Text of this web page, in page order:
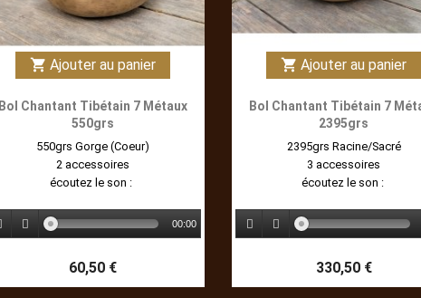
shopping_cart Ajouter au panier
Bol Chantant Tibétain 7 Métaux
550grs
550grs Gorge (Coeur)
2 accessoires
écoutez le son :
00:00
60,50 €
shopping_cart Ajouter au panier
Bol Chantant Tibétain 7
2395grs
2395grs Racine/Sacré
3 accessoires
écoutez le son :
330,50 €